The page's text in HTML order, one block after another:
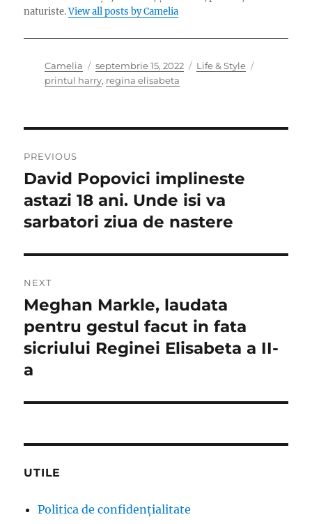
naturiste.View all posts by Camelia
Author
Camelia
Posted
on
septembrie 15, 2022 Categories
Life & Style
printul harry, regina elisabeta
în
articole
PREVIOUS
Previous
post:
David Popovici implineste
astazi 18 ani. Unde isi va
sarbatori ziua de nastere
NEXT
Next
post:
Meghan Markle, laudata
pentru gestul facut in fata
sicriului Reginei Elisabeta a II-
a
UTILE
Politica de confidențialitate